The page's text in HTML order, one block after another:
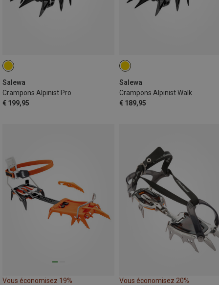
Salewa
Crampons Alpinist Pro
€ 199,95
Salewa
Crampons Alpinist Walk
€ 189,95
Vous économisez 19% Vous économisez 20%